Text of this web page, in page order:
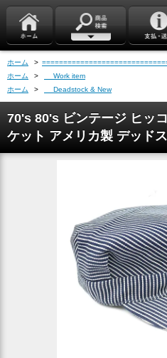
ホーム >
ホーム
>
Work item
ホーム
> Deadstock & New
70's 80's ビンテージ ヒッ
ケット アメリカ製 デッド